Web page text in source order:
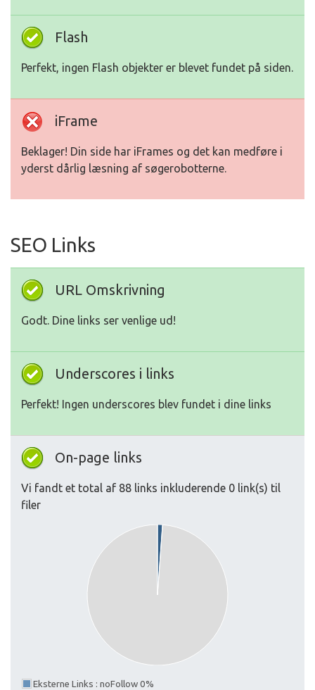
Flash
Perfekt, ingen Flash objekter er blevet fundet på siden.
iFrame
Beklager! Din side har iFrames og det kan medføre i
yderst dårlig læsning af søgerobotterne.
SEO Links
URL Omskrivning
Godt. Dine links ser venlige ud!
Underscores i links
Perfekt! Ingen underscores blev fundet i dine links
On-page links
Vi fandt et total af 88 links inkluderende 0 link(s) til
filer
Eksterne Links : noFollow 0%